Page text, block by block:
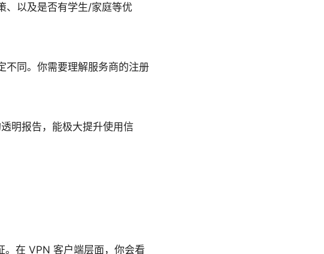
、以及是否有学生/家庭等优
不同。你需要理解服务商的注册
明报告，能极大提升使用信
在 VPN 客户端层面，你会看